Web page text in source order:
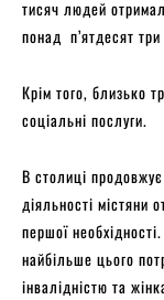
тисяч людей
понад п’ятдесят
Крім того, близько
соціальні послуги.
В столиці
діяльності містяни
першої
найбільше цього
інвалідністю та